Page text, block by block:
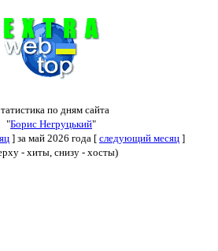
по дням сайта
"Борис Негруцький"
] за май 2026 года [ следующий месяц ]
- хиты, снизу - хосты)